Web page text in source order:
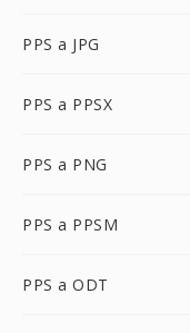
PPS a JPG
PPS a PPSX
PPS a PNG
PPS a PPSM
PPS a ODT